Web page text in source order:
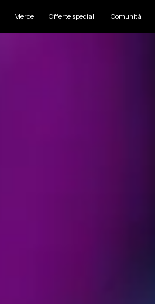
Merce Offerte speciali Comunità